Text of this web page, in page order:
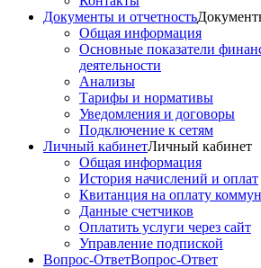
Документы и отчетность
Общая информация
Основные показатели
деятельности
Анализы
Тарифы и нормативы
Уведомления и договоры
Подключение к сетям
Личный кабинетЛичный кабинет
Общая информация
История начислений и оплат
Квитанция на оплату
Данные счетчиков
Оплатить услуги через сайт
Управление подпиской
Вопрос-ОтветВопрос-Ответ